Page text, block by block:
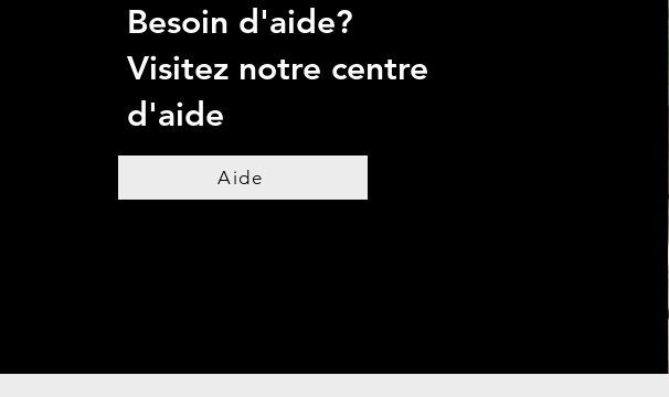
Besoin d'aide?
Visitez notre centre
d'aide
Aide